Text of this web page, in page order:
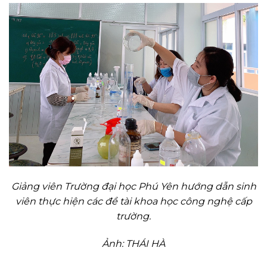
Giảng viên Trường đại học Phú Yên hướng dẫn sinh
viên thực hiện các đề tài khoa học công nghệ cấp
trường.
Ảnh: THÁI HÀ